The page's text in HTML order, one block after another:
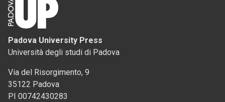
Padova University Press
Università degli studi di Padova
Via del Risorgimento, 9
35122 Padova
PI 00742430283